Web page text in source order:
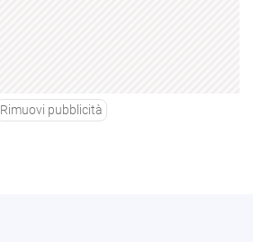
Rimuovi pubblicità